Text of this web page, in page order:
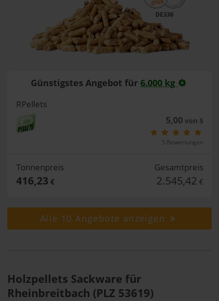
DE330
Günstigstes Angebot für 6.000 kg
RPellets
5,00 von 5
5 Bewertungen
Tonnenpreis
416,23 €
Gesamtpreis
2.545,42 €
Alle 10 Angebote anzeigen
Holzpellets Sackware für
Rheinbreitbach (PLZ 53619)